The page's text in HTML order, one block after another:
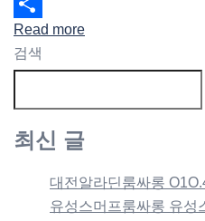
Email
Share
Read more
검색
최신 글
대전알라딘룸싸롱
유성스머프룸싸롱 유성